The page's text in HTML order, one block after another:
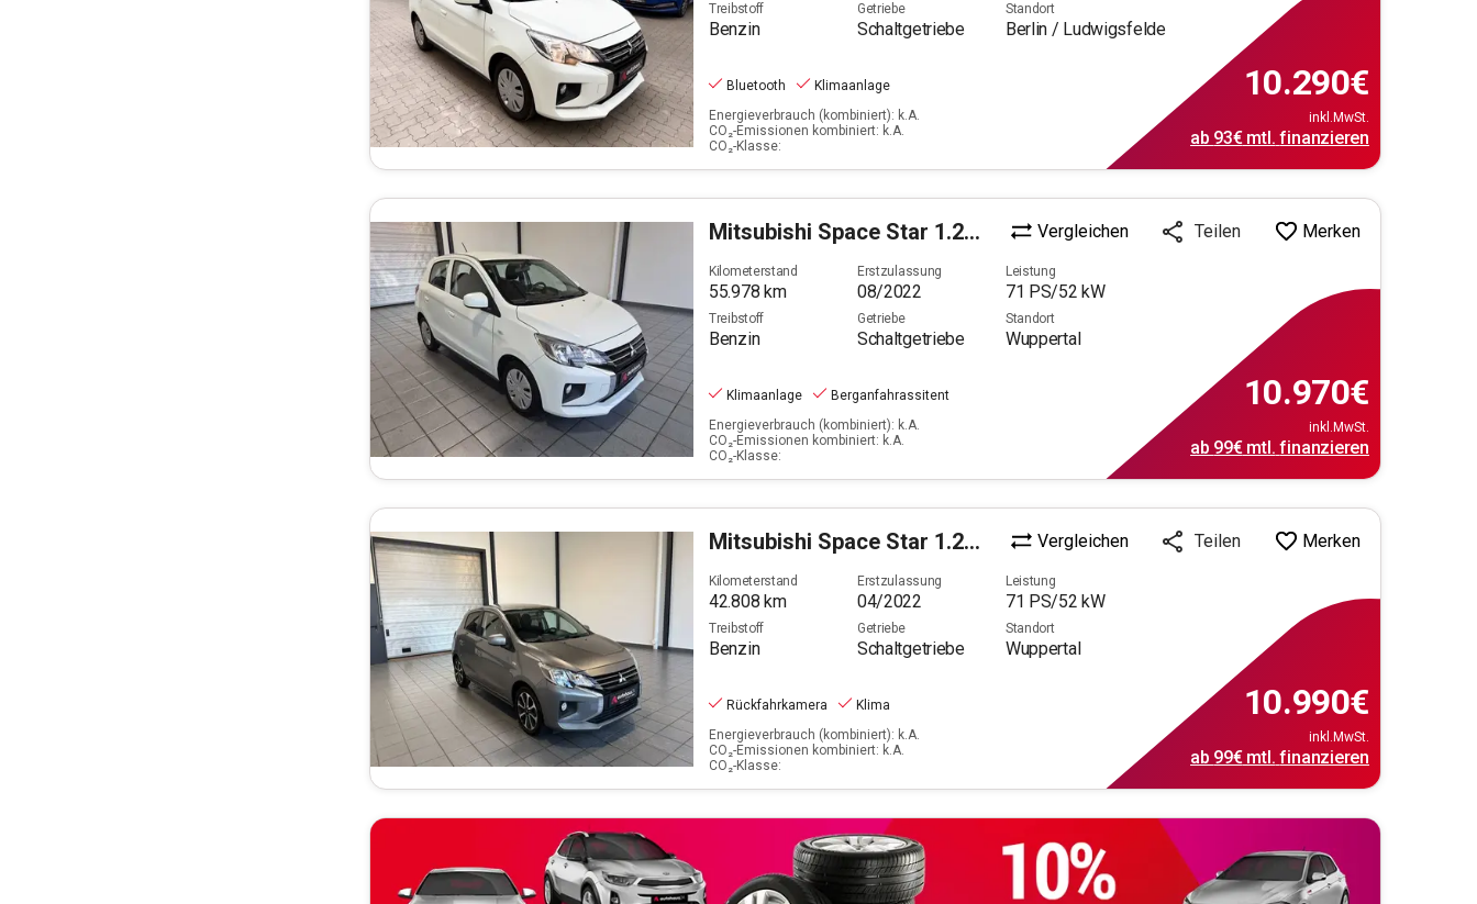
Treibstoff
Benzin
Getriebe
Schaltgetriebe
Standort
Berlin / Ludwigsfelde
Bluetooth
Klimaanlage
Energieverbrauch (kombiniert): k.A.
CO₂-Emissionen kombiniert: k.A.
CO₂-Klasse:
10.290€
inkl.MwSt.
ab 93€mtl. finanzieren
Mitsubishi Space Star 1.2 Select (EURO 6d) Vergleichen Teilen Merken
Kilometerstand
55.978 km
Erstzulassung
08/2022
Leistung
71 PS/52 kW
Treibstoff
Benzin
Getriebe
Schaltgetriebe
Standort
Wuppertal
Klimaanlage
Berganfahrassitent
Energieverbrauch (kombiniert): k.A.
CO₂-Emissionen kombiniert: k.A.
CO₂-Klasse:
10.970€
inkl.MwSt.
ab 99€mtl. finanzieren
Mitsubishi Space Star 1.2 Select+ (EURO 6d) Vergleichen Teilen Merken
Kilometerstand
42.808 km
Erstzulassung
04/2022
Leistung
71 PS/52 kW
Treibstoff
Benzin
Getriebe
Schaltgetriebe
Standort
Wuppertal
Rückfahrkamera
Klima
Energieverbrauch (kombiniert): k.A.
CO₂-Emissionen kombiniert: k.A.
CO₂-Klasse:
10.990€
inkl.MwSt.
ab 99€mtl. finanzieren